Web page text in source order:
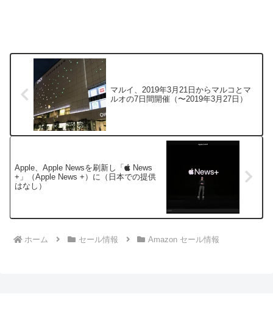
マルイ、2019年3月21日からマルコとマ
ルオの7日間開催（〜2019年3月27日）
Apple、Apple Newsを刷新し「
News
+」（Apple News +）に（日本での提供
はなし）
ホーム セール情報 Amazon セール情報